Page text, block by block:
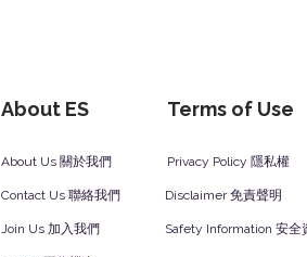
About ES Terms of Use
About Us 關於我們
Contact Us 聯絡我們
Join Us 加入我們
Privacy Policy 隱私權
Disclaimer 免責聲明
Safety Information 安全